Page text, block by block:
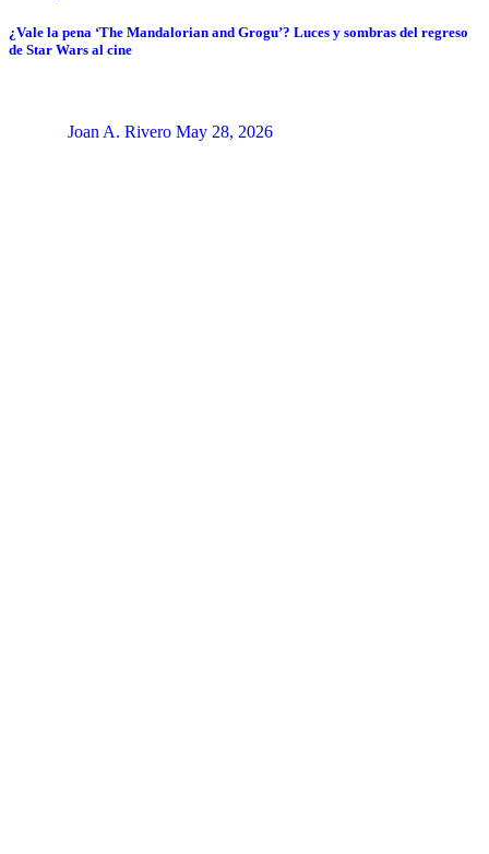
¿Vale la pena ‘The Mandalorian and Grogu’? Luces y sombras del regreso
de Star Wars al cine
Joan A. Rivero May 28, 2026